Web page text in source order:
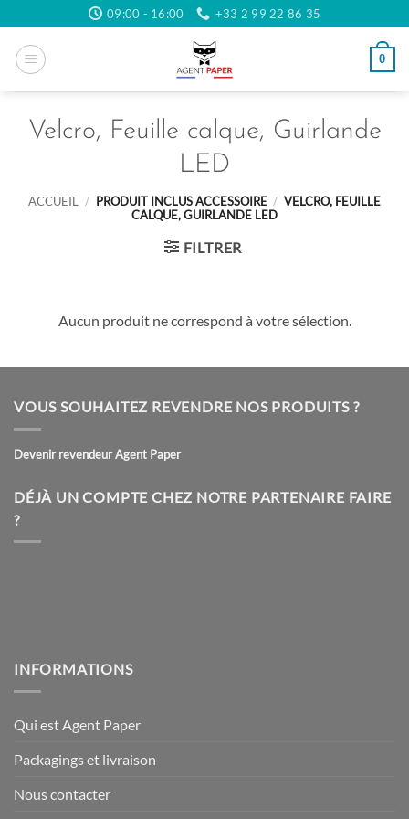
au
contenu
09:00 - 16:00 +33 2 99 22 86 35
0
Velcro, Feuille calque, Guirlande
LED
ACCUEIL / PRODUIT INCLUS ACCESSOIRE / VELCRO, FEUILLE
CALQUE, GUIRLANDE LED
FILTRER
Aucun produit ne correspond à votre sélection.
VOUS SOUHAITEZ REVENDRE NOS PRODUITS ?
Devenir revendeur Agent Paper
DÉJÀ UN COMPTE CHEZ NOTRE PARTENAIRE FAIRE
?
INFORMATIONS
Qui est Agent Paper
Packagings et livraison
Nous contacter